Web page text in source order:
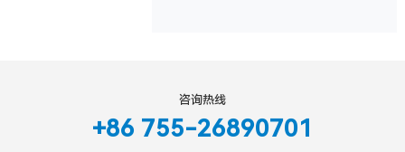
咨询热线
+86 755-26890701